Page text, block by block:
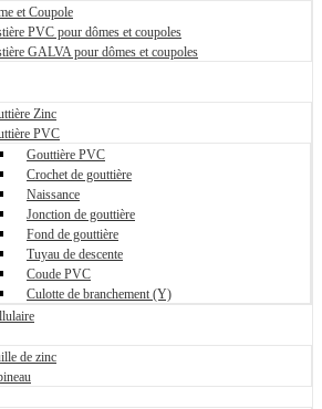
et Coupole
PVC pour dômes et coupoles
GALVA pour dômes et coupoles
Zinc
PVC
Gouttière PVC
Crochet de gouttière
Naissance
Jonction de gouttière
Fond de gouttière
Tuyau de descente
Coude PVC
Culotte de branchement (Y)
de zinc